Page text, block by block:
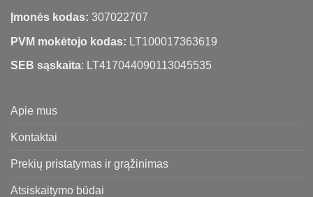
Įmonės kodas: 307022707
PVM mokėtojo kodas: LT100017363619
SEB sąskaita: LT417044090113045535
Apie mus
Kontaktai
Prekių pristatymas ir grąžinimas
Atsiskaitymo būdai